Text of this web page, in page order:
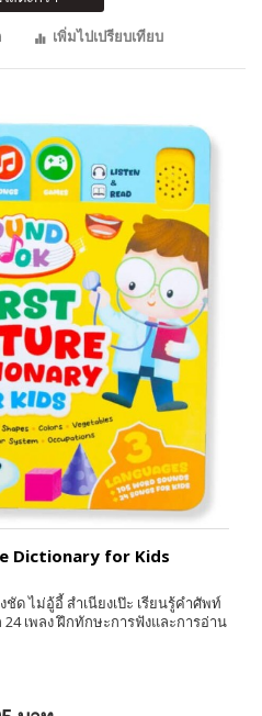
เพิ่มไปเปรียบเทียบ
Dictionary for Kids
ด ไม่อู้อี้ สำเนียงเป๊ะ เรียนรู้คำศัพท์
เพลง ฝึกทักษะการฟังและการอ่าน